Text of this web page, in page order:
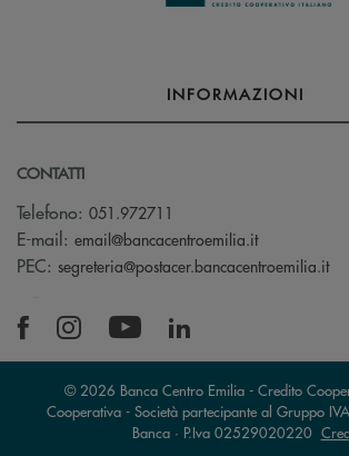
INFORMAZIONI
CONTATTI
Telefono: 051.972711
E-mail: email@bancacentroemilia.it(si apre
PEC: segreteria@postacer.bancacentroemilia.it
© 2026 Banca Centro Emilia - Credito
Cooperativa - Società partecipante al Gruppo
Banca · P.Iva 02529020220